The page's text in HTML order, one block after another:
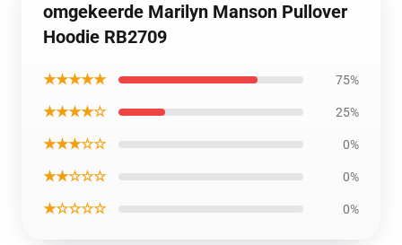
omgekeerde Marilyn Manson Pullover
Hoodie RB2709
★★★★★ 75%
★★★★☆ 25%
★★★☆☆ 0%
★★☆☆☆ 0%
★☆☆☆☆ 0%